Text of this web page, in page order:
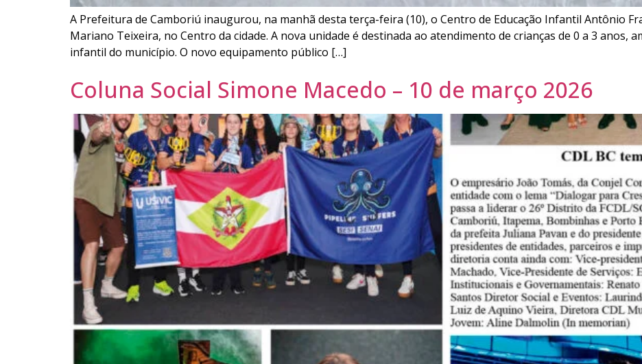
A Prefeitura de Camboriú inaugurou, na manhã desta terça-feira (10), o Centro de Educação Infantil Antônio
Mariano Teixeira, no Centro da cidade. A nova unidade é destinada ao atendimento de crianças de 0 a 3 anos,
infantil do município. O novo equipamento público […]
Coluna Social Simone Macedo – 10 de março 2026